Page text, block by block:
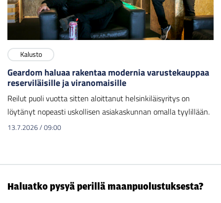
Kalusto
Geardom haluaa rakentaa modernia varustekauppaa
reserviläisille ja viranomaisille
Reilut puoli vuotta sitten aloittanut helsinkiläisyritys on
löytänyt nopeasti uskollisen asiakaskunnan omalla tyylillään.
13.7.2026/09:00
Haluatko pysyä perillä maanpuolustuksesta?